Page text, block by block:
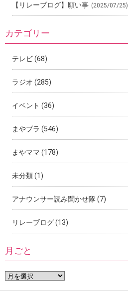
【リレーブログ】願い事 (2025/07/25)
カテゴリー
テレビ(68)
ラジオ (285)
イベント (36)
まやブラ (546)
まやママ (178)
未分類(1)
アナウンサー読み聞かせ隊(7)
リレーブログ(13)
月ごと